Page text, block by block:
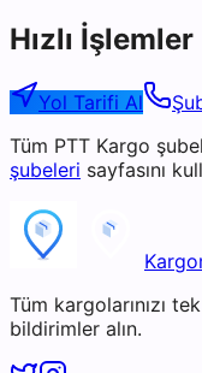
Hızlı İşlemler
Yol Tarifi Al
Tüm PTT Kargo
şubeleri sayfasını
Tüm kargolarınızı
bildirimler alın.